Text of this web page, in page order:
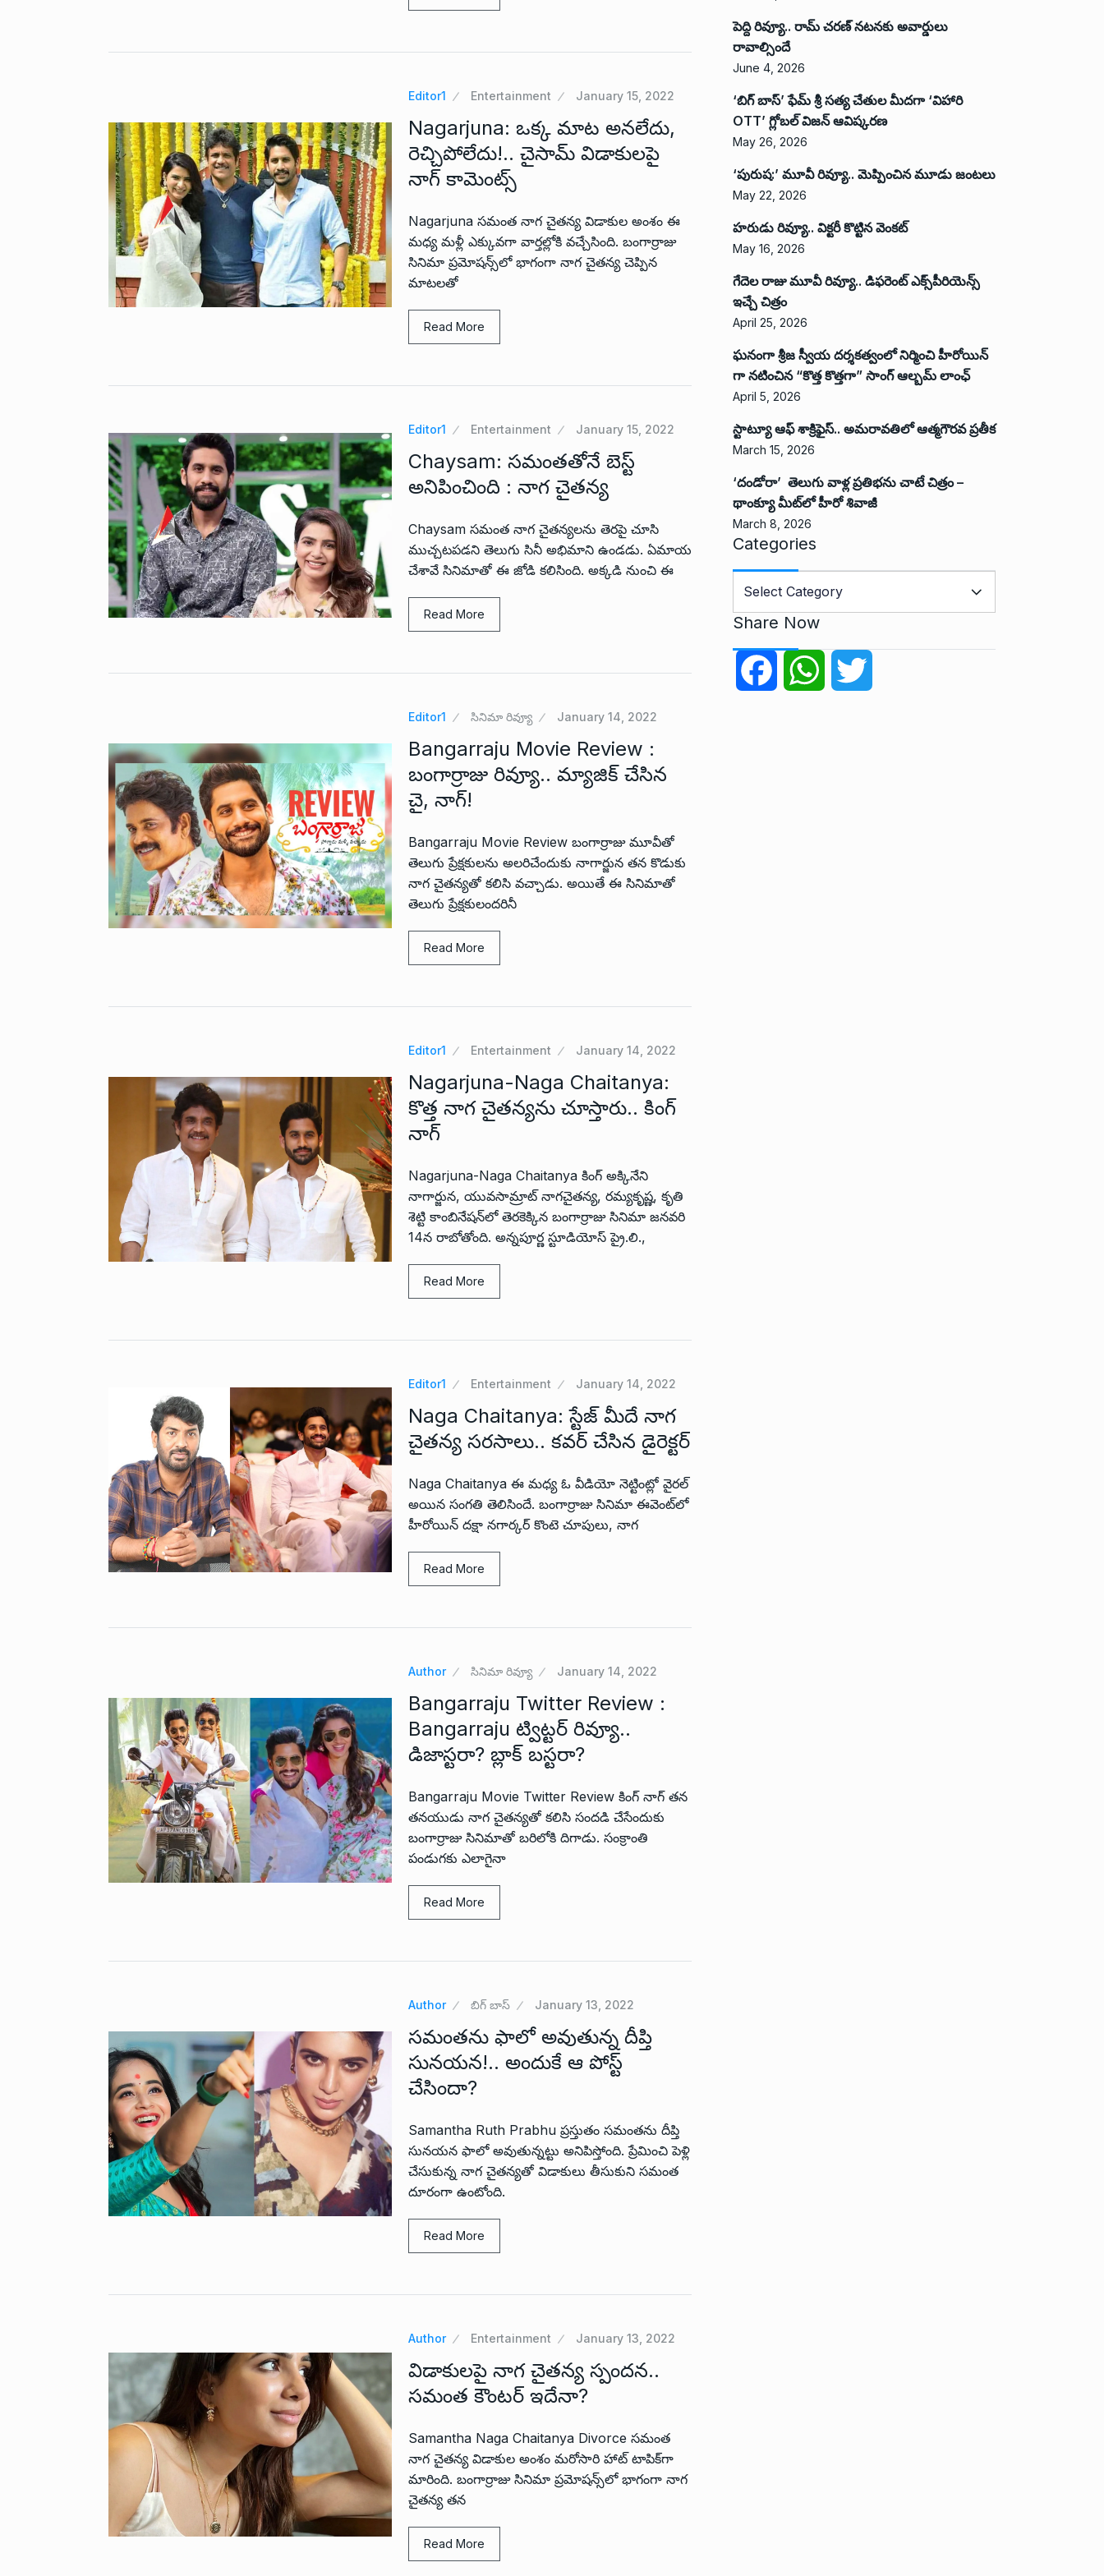
Editor1 Entertainment January 15, 2022
Nagarjuna: ఒక్క మాట అనలేదు,
రెచ్చిపోలేదు!.. చైసామ్ విడాకులపై
నాగ్ కామెంట్స్
Nagarjuna సమంత నాగ చైతన్య విడాకుల అంశం ఈ
మధ్య మళ్లీ ఎక్కువగా వార్తల్లోకి వచ్చేసింది. బంగార్రాజు
సినిమా ప్రమోషన్స్‌లో భాగంగా నాగ చైతన్య చెప్పిన
మాటలతో
Read More
Editor1 Entertainment January 15, 2022
Chaysam: సమంతతోనే బెస్ట్
అనిపించింది : నాగ చైతన్య
Chaysam సమంత నాగ చైతన్యలను తెరపై చూసి
ముచ్చటపడని తెలుగు సినీ అభిమాని ఉండడు. ఏమాయ
చేశావే సినిమాతో ఈ జోడి కలిసింది. అక్కడి నుంచి ఈ
Read More
Editor1 సినిమా రివ్యూ January 14, 2022
Bangarraju Movie Review :
బంగార్రాజు రివ్యూ.. మ్యాజిక్ చేసిన
చై, నాగ్!
Bangarraju Movie Review బంగార్రాజు మూవీతో
తెలుగు ప్రేక్షకులను అలరిచేందుకు నాగార్జున తన కొడుకు
నాగ చైతన్యతో కలిసి వచ్చాడు. అయితే ఈ సినిమాతో
తెలుగు ప్రేక్షకులందరినీ
Read More
Editor1 Entertainment January 14, 2022
Nagarjuna-Naga Chaitanya:
కొత్త నాగ చైతన్యను చూస్తారు.. కింగ్
నాగ్
Nagarjuna-Naga Chaitanya కింగ్ అక్కినేని
నాగార్జున, యువసామ్రాట్ నాగచైతన్య, రమ్యకృష్ణ, కృతి
శెట్టి కాంబినేషన్‌లో తెరకెక్కిన బంగార్రాజు సినిమా జనవరి
14న రాబోతోంది. అన్నపూర్ణ స్టూడియోస్ ప్రై.లి.,
Read More
Editor1 Entertainment January 14, 2022
Naga Chaitanya: స్టేజ్ మీదే నాగ
చైతన్య సరసాలు.. కవర్ చేసిన డైరెక్టర్
Naga Chaitanya ఈ మధ్య ఓ వీడియో నెట్టింట్లో వైరల్
అయిన సంగతి తెలిసిందే. బంగార్రాజు సినిమా ఈవెంట్‌లో
హీరోయిన్ దక్షా నగార్కర్ కొంటె చూపులు, నాగ
Read More
Author సినిమా రివ్యూ January 14, 2022
Bangarraju Twitter Review :
Bangarraju ట్విట్టర్ రివ్యూ..
డిజాస్టరా? బ్లాక్ బస్టరా?
Bangarraju Movie Twitter Review కింగ్ నాగ్ తన
తనయుడు నాగ చైతన్యతో కలిసి సందడి చేసేందుకు
బంగార్రాజు సినిమాతో బరిలోకి దిగాడు. సంక్రాంతి
పండుగకు ఎలాగైనా
Read More
Author బిగ్ బాస్ January 13, 2022
సమంతను ఫాలో అవుతున్న దీప్తి
సునయన!.. అందుకే ఆ పోస్ట్
చేసిందా?
Samantha Ruth Prabhu ప్రస్తుతం సమంతను దీప్తి
సునయన ఫాలో అవుతున్నట్టు అనిపిస్తోంది. ప్రేమించి పెళ్లి
చేసుకున్న నాగ చైతన్యతో విడాకులు తీసుకుని సమంత
దూరంగా ఉంటోంది.
Read More
Author Entertainment January 13, 2022
విడాకులపై నాగ చైతన్య స్పందన..
సమంత కౌంటర్ ఇదేనా?
Samantha Naga Chaitanya Divorce సమంత
నాగ చైతన్య విడాకుల అంశం మరోసారి హాట్ టాపిక్‌గా
మారింది. బంగార్రాజు సినిమా ప్రమోషన్స్‌లో భాగంగా నాగ
చైతన్య తన
Read More
పెద్ది రివ్యూ.. రామ్ చరణ్ నటనకు అవార్డులు
రావాల్సిందే
June 4, 2026
‘బిగ్ బాస్’ ఫేమ్ శ్రీ సత్య చేతుల మీదగా ‘విహారి
OTT’ గ్లోబల్ విజన్ ఆవిష్కరణ
May 26, 2026
‘పురుష:’ మూవీ రివ్యూ.. మెప్పించిన మూడు జంటలు
May 22, 2026
హరుడు రివ్యూ.. విక్టరీ కొట్టిన వెంకట్
May 16, 2026
గేదెల రాజు మూవీ రివ్యూ.. డిఫరెంట్ ఎక్స్‌పీరియెన్స్
ఇచ్చే చిత్రం
April 25, 2026
ఘనంగా శ్రీజ స్వీయ దర్శకత్వంలో నిర్మించి హీరోయిన్
గా నటించిన “కొత్త కొత్తగా” సాంగ్ ఆల్బమ్ లాంఛ్
April 5, 2026
స్టాట్యూ ఆఫ్ శాక్రిఫైస్.. అమరావతిలో ఆత్మగౌరవ ప్రతీక
March 15, 2026
‘దండోరా’ తెలుగు వాళ్ల ప్రతిభను చాటే చిత్రం –
థాంక్యూ మీట్‌లో హీరో శివాజీ
March 8, 2026
Categories
t
o
Share Now
W